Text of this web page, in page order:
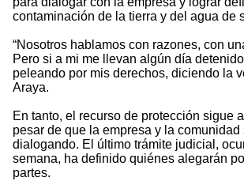
contaminación de la tierra y del agua de
“Nosotros hablamos con razones, con
Pero si a mi me llevan algún día
peleando por mis derechos, diciendo la
Araya.
En tanto, el recurso de protección sigue
pesar de que la empresa y la comunidad
dialogando. El último trámite judicial,
semana, ha definido quiénes alegarán
partes.